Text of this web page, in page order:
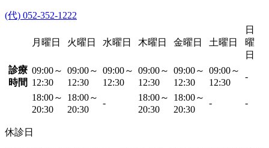
(代) 052-352-1222
月曜日 火曜日 水曜日 木曜日 金曜日 土曜日
日
曜
日
診療
時間
09:00～
12:30
09:00～
12:30
09:00～
12:30
09:00～
12:30
09:00～
12:30
09:00～
12:30
-
18:00～
20:30
18:00～
20:30
-
18:00～
20:30
18:00～
20:30
- -
休診日